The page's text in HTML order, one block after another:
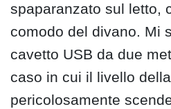
spaparanzato sul letto,
comodo del divano. Mi
cavetto USB da due
caso in cui il livello
pericolosamente